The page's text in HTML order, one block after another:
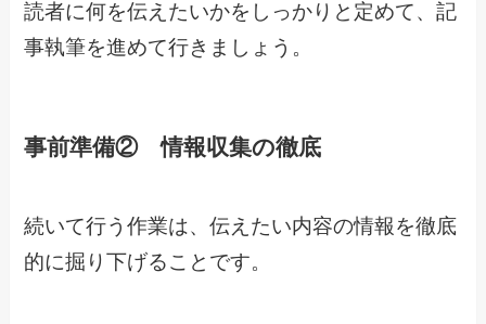
読者に何を伝えたいかをしっかりと定めて、記
事執筆を進めて行きましょう。
事前準備② 情報収集の徹底
続いて行う作業は、伝えたい内容の情報を徹底
的に掘り下げることです。